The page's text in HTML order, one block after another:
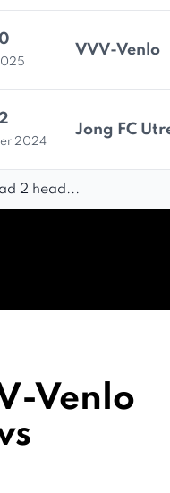
VVV-Venlo
2024
Jong FC
2 head...
Venlo